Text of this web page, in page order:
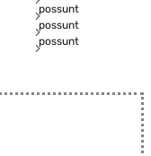
possunt
possunt
possunt